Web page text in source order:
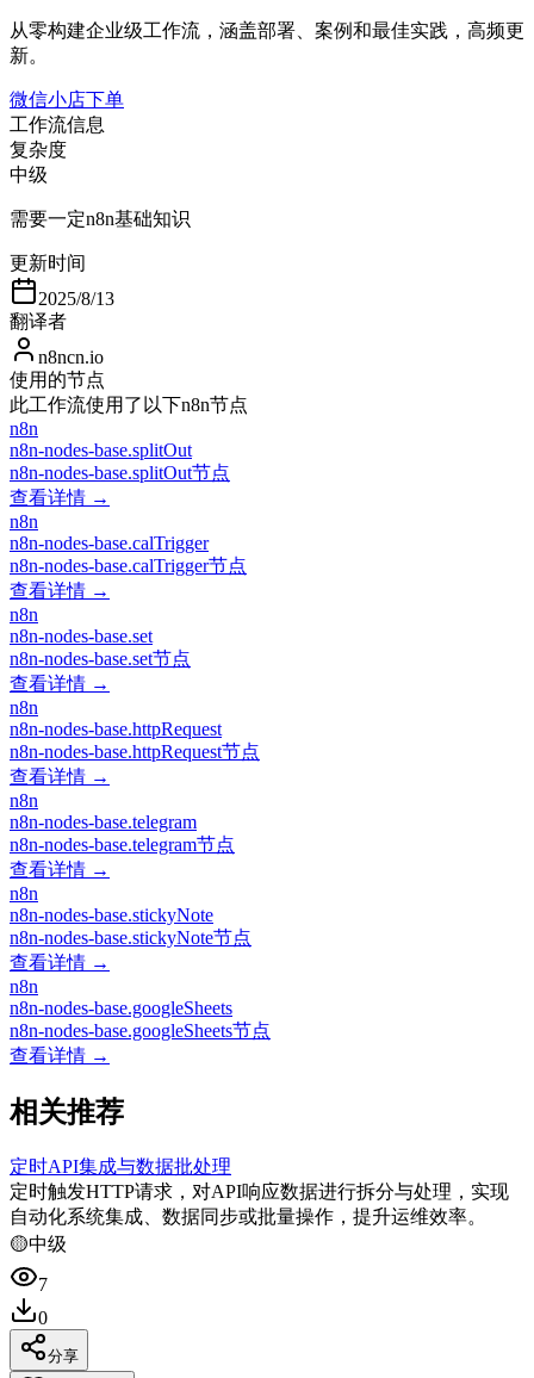
从零构建企业级工作流，涵盖部署、案例和最佳实践，高频更
新。
微信小店下单
工作流信息
复杂度
中级
需要一定n8n基础知识
更新时间
2025/8/13
翻译者
n8ncn.io
使用的节点
此工作流使用了以下n8n节点
n8n
n8n-nodes-base.splitOut
n8n-nodes-base.splitOut节点
查看详情 →
n8n
n8n-nodes-base.calTrigger
n8n-nodes-base.calTrigger节点
查看详情 →
n8n
n8n-nodes-base.set
n8n-nodes-base.set节点
查看详情 →
n8n
n8n-nodes-base.httpRequest
n8n-nodes-base.httpRequest节点
查看详情 →
n8n
n8n-nodes-base.telegram
n8n-nodes-base.telegram节点
查看详情 →
n8n
n8n-nodes-base.stickyNote
n8n-nodes-base.stickyNote节点
查看详情 →
n8n
n8n-nodes-base.googleSheets
n8n-nodes-base.googleSheets节点
查看详情 →
相关推荐
定时API集成与数据批处理
定时触发HTTP请求，对API响应数据进行拆分与处理，实现
自动化系统集成、数据同步或批量操作，提升运维效率。
🟡中级
7
0
分享